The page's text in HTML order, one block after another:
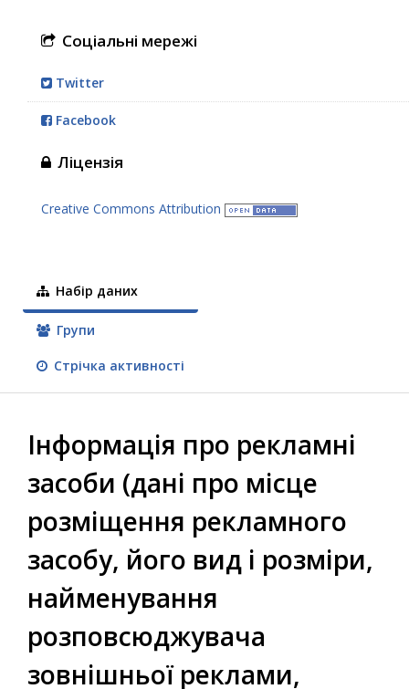
Соціальні мережі
Twitter
Facebook
Ліцензія
Creative Commons Attribution
Набір даних
Групи
Стрічка активності
Інформація про рекламні
засоби (дані про місце
розміщення рекламного
засобу, його вид і розміри,
найменування
розповсюджувача
зовнішньої реклами,